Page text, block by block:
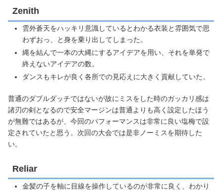
Zenith
雲外蒼天をハッキリ意識しているとわかる衣装と雰囲気で思
わずおっ、と身を乗り出してしまった。
縄を結んで一本の大縄にするアイデアを用い、それを単発で
終えないアイデアの数。
ダンスもキレが良く各所での見応えに大きく貢献していた。
普通のダブルダッチではないが故にミスをした時のガッカリ感は
諸刃の剣となるので安全マージンは普通よりも高く設定したほう
が無難ではあるが、今回のパフォーマンスは非常に良い塩梅で設
定されていたと思う。次回の大会では是非ノーミスを期待した
い。
Reliar
金髪の子を軸に目線を操作しているのが非常に良く、わかり